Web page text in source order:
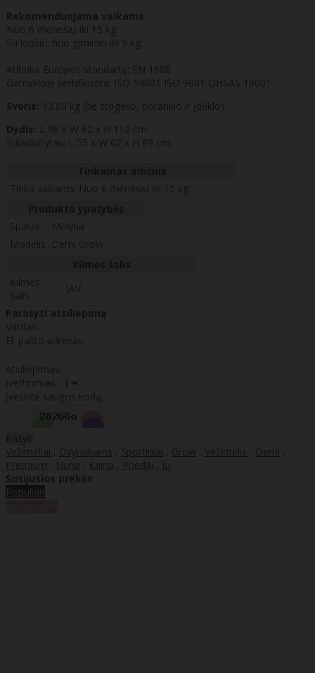
Rekomenduojama vaikams:
Nuo 6 mėnesių iki 15 kg.
Su lopšiu: nuo gimimo iki 9 kg.
Atitinka Europos standartą: EN 1888
Gamykloje sertifikuota: ISO 14001 ISO 9001 OHSAS 18001
Svoris: 13.80 kg (be stogelio, porankio ir įdėklo)
Dydis: L 98 x W 62 x H 112 cm.
Sulankstytas: L 55 x W 62 x H 89 cm.
Tinka vaikams Nuo 6 mėnesių iki 15 kg.
Spalva
Mėlyna
Modelis Demi Grow
Kilmės
šalis
JAV
Parašyti atsiliepimą
Vardas:
El. pašto adresas:
Atsiliepimas:
Įvertinimas:
Įveskite saugos kodą:
Rašyti
Vežimėliai , Dvynukams , Sportiniai , Grow , Vežimėlis , Demi ,
Premium , Nuna , Kaina , Priedai , Jų
Susijusios prekės
Populiari